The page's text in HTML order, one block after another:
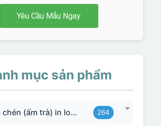
Yêu Cầu Mẫu Ngay
mục sản phẩm
Bộ ấm chén (ấm trà) in logo 264